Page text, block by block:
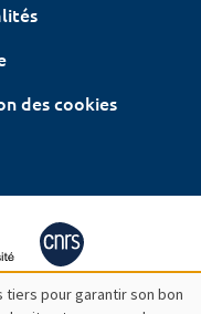
des cookies
pour garantir son bon